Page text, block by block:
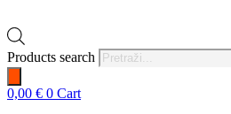
Products search
0,00 € 0 Cart